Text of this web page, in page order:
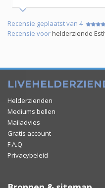
Recensie geplaatst van 4
Recensie voorhelderziende
Helderzienden
Mediums bellen
Mailadvies
Gratis account
F.A.Q
Privacybeleid